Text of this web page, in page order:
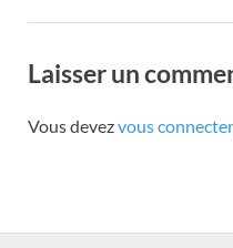
Laisser un
Vous devezvous connecter